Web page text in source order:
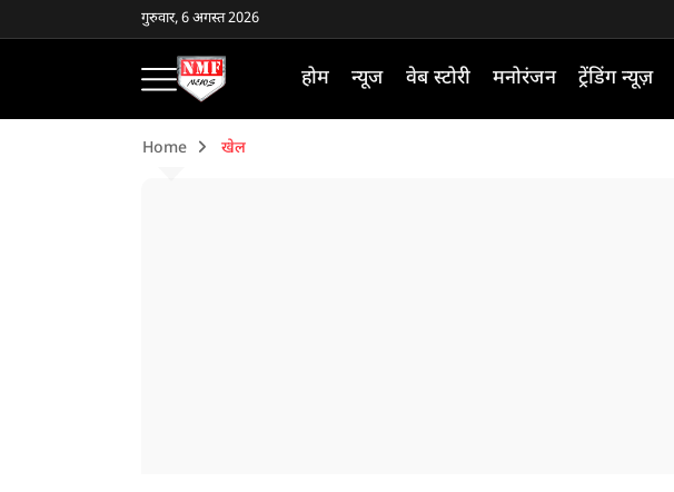
गुरुवार, 6 अगस्त 2026
होम न्यूज वेब स्टोरी मनोरंजन ट्रेंडिंग न्यूज़
Home खेल